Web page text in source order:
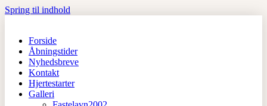
Spring til indhold
Forside
Åbningstider
Nyhedsbreve
Kontakt
Hjertestarter
Galleri